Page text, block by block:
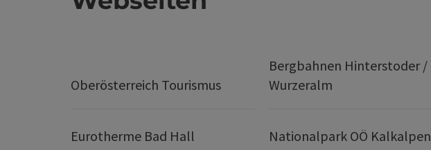
Oberösterreich Tourismus
Bergbahnen Hinterstoder /
Wurzeralm
Eurotherme Bad Hall Nationalpark OÖ Kalkalpen